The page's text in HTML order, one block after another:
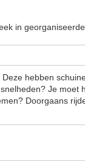
in georganiseerde
hebben
Je moet
Doorgaans